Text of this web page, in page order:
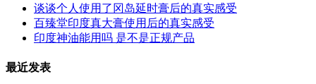
谈谈个人使用了冈岛延时膏后的真实感受
百臻堂印度真大膏使用后的真实感受
印度神油能用吗 是不是正规产品
最近发表